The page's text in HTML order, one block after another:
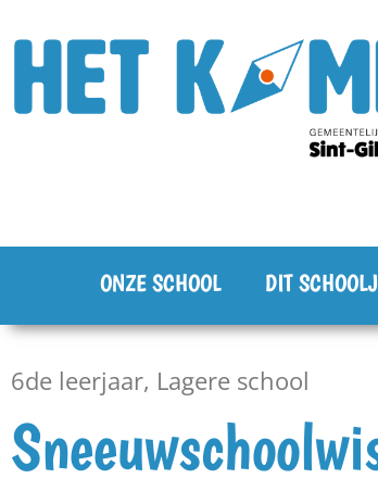
ONZE SCHOOL DIT
6de leerjaar, Lagere school